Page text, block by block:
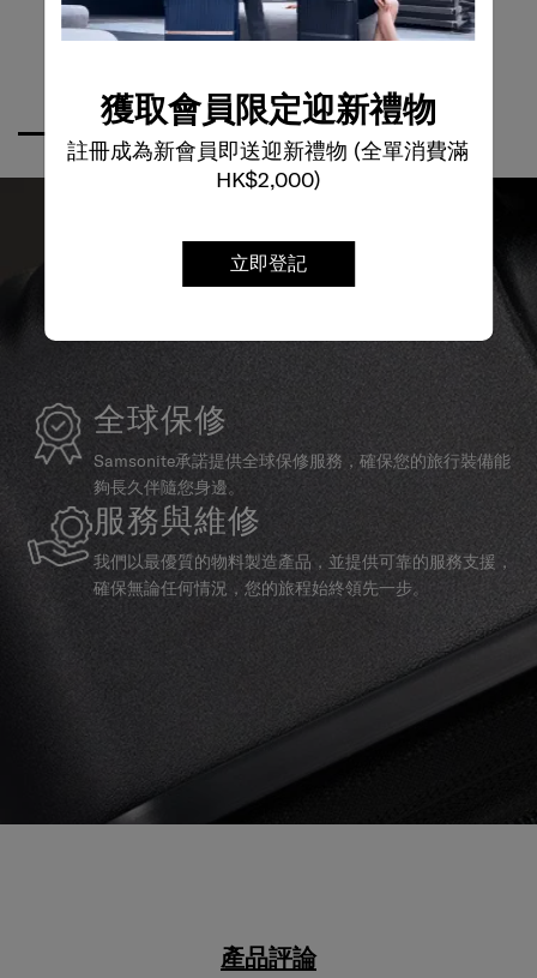
獲取會員限定迎新禮物
註冊成為新會員即送迎新禮物 (全單消費滿
HK$2,000)
立即登記
全球保修
Samsonite承諾提供全球保修服務，確保您的旅行裝備能
夠長久伴隨您身邊。
服務與維修
我們以最優質的物料製造產品，並提供可靠的服務支援，
確保無論任何情況，您的旅程始終領先一步。